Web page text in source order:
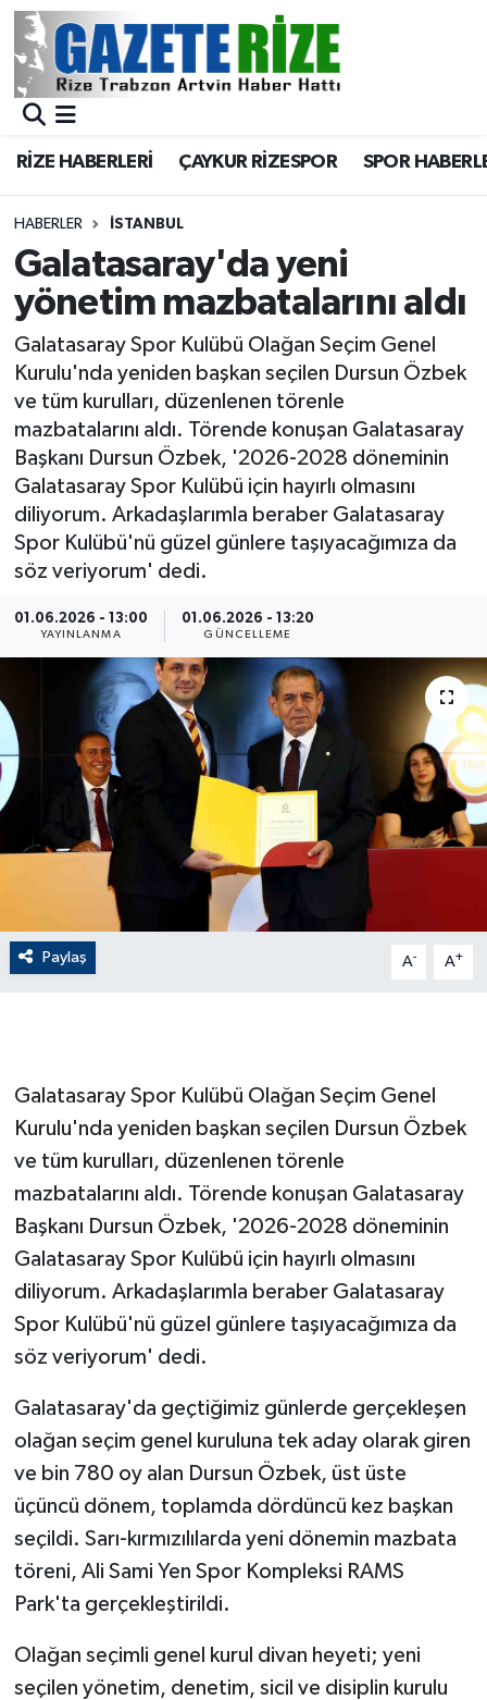
RİZE HABERLERİ ÇAYKUR RİZESPOR SPOR
HABERLER İSTANBUL
Galatasaray'da yeni
yönetim mazbatalarını aldı
Galatasaray Spor Kulübü Olağan Seçim Genel
Kurulu'nda yeniden başkan seçilen Dursun Özbek
ve tüm kurulları, düzenlenen törenle
mazbatalarını aldı. Törende konuşan Galatasaray
Başkanı Dursun Özbek, '2026-2028 döneminin
Galatasaray Spor Kulübü için hayırlı olmasını
diliyorum. Arkadaşlarımla beraber Galatasaray
Spor Kulübü'nü güzel günlere taşıyacağımıza da
söz veriyorum' dedi.
01.06.2026 - 13:00
YAYINLANMA
01.06.2026 - 13:20
GÜNCELLEME
Paylaş A- A+
Galatasaray Spor Kulübü Olağan Seçim Genel
Kurulu'nda yeniden başkan seçilen Dursun Özbek
ve tüm kurulları, düzenlenen törenle
mazbatalarını aldı. Törende konuşan Galatasaray
Başkanı Dursun Özbek, '2026-2028 döneminin
Galatasaray Spor Kulübü için hayırlı olmasını
diliyorum. Arkadaşlarımla beraber Galatasaray
Spor Kulübü'nü güzel günlere taşıyacağımıza da
söz veriyorum' dedi.
Galatasaray'da geçtiğimiz günlerde gerçekleşen
olağan seçim genel kuruluna tek aday olarak giren
ve bin 780 oy alan Dursun Özbek, üst üste
üçüncü dönem, toplamda dördüncü kez başkan
seçildi. Sarı-kırmızılılarda yeni dönemin mazbata
töreni, Ali Sami Yen Spor Kompleksi RAMS
Park'ta gerçekleştirildi.
Olağan seçimli genel kurul divan heyeti; yeni
seçilen yönetim, denetim, sicil ve disiplin kurulu
BÖLGEMİZ
Asayiş
Rize Jandarma Komutanlığı
Bilim Teknoloji
Advertising news
Canlı Maç
ÇEVRE
Dış Haberler
Dünya
EĞİTİM
EKONOMİ
English News
Finans
Flaş Haber
Gayrimenkul
Güvenlik
HABERDE İNSAN
İNSAN
İş Dünyası
Jandarma
Kadın
KÜLTÜR SANAT
Otomobil
Sağlık
Merkez Nöbetçi Eczaneler
Merkez Trafik Yoğunluk Haritası
Süper Lig Puan Durumu ve Fikstür
Tüm Manşetler
Son Dakika Haberleri
Haber Arşivi